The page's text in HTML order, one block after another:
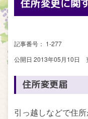
記事番号： 1-277
公開日 2013年05月10日
住所変更届
引っ越しなどで住